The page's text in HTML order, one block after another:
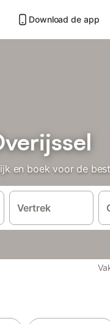
Download de app
en boek voor de
Vertrek